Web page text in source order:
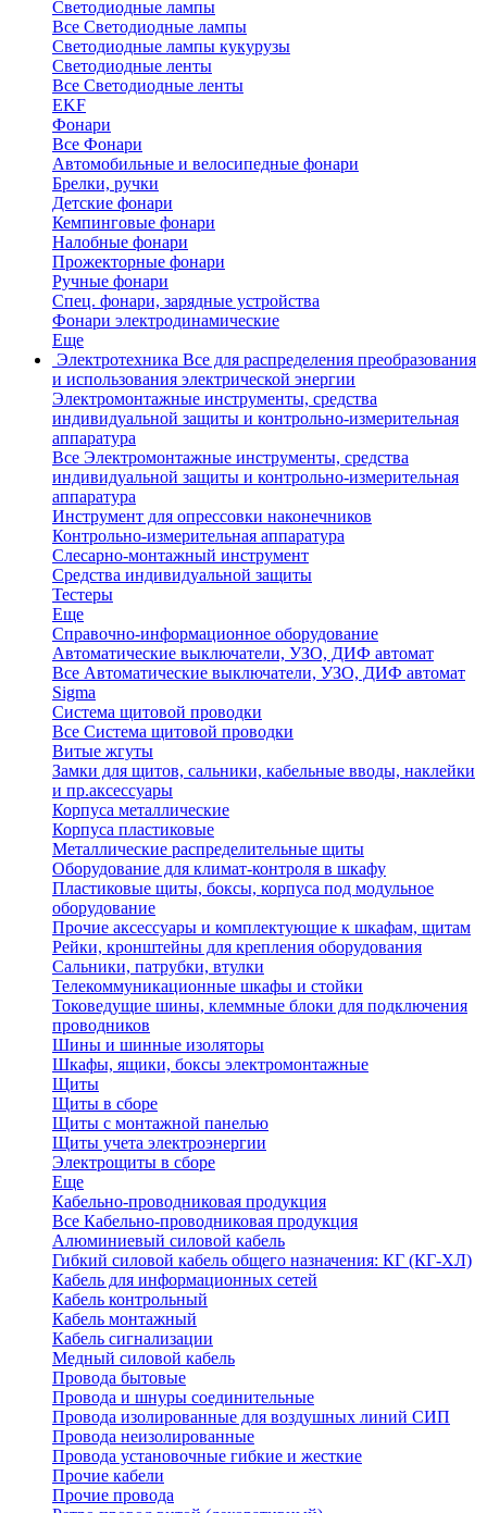
Светодиодные лампы
Все Светодиодные лампы
Светодиодные лампы кукурузы
Светодиодные ленты
Все Светодиодные ленты
EKF
Фонари
Все Фонари
Автомобильные и велосипедные фонари
Брелки, ручки
Детские фонари
Кемпинговые фонари
Налобные фонари
Прожекторные фонари
Ручные фонари
Спец. фонари, зарядные устройства
Фонари электродинамические
Еще
Электротехника Все для распределения преобразования
и использования электрической энергии
Электромонтажные инструменты, средства
индивидуальной защиты и контрольно-измерительная
аппаратура
Все Электромонтажные инструменты, средства
индивидуальной защиты и контрольно-измерительная
аппаратура
Инструмент для опрессовки наконечников
Контрольно-измерительная аппаратура
Слесарно-монтажный инструмент
Средства индивидуальной защиты
Тестеры
Еще
Справочно-информационное оборудование
Автоматические выключатели, УЗО, ДИФ автомат
Все Автоматические выключатели, УЗО, ДИФ автомат
Sigma
Система щитовой проводки
Все Система щитовой проводки
Витые жгуты
Замки для щитов, сальники, кабельные вводы, наклейки
и пр.аксессуары
Корпуса металлические
Корпуса пластиковые
Металлические распределительные щиты
Оборудование для климат-контроля в шкафу
Пластиковые щиты, боксы, корпуса под модульное
оборудование
Прочие аксессуары и комплектующие к шкафам, щитам
Рейки, кронштейны для крепления оборудования
Сальники, патрубки, втулки
Телекоммуникационные шкафы и стойки
Токоведущие шины, клеммные блоки для подключения
проводников
Шины и шинные изоляторы
Шкафы, ящики, боксы электромонтажные
Щиты
Щиты в сборе
Щиты с монтажной панелью
Щиты учета электроэнергии
Электрощиты в сборе
Еще
Кабельно-проводниковая продукция
Все Кабельно-проводниковая продукция
Алюминиевый силовой кабель
Гибкий силовой кабель общего назначения: КГ (КГ-ХЛ)
Кабель для информационных сетей
Кабель контрольный
Кабель монтажный
Кабель сигнализации
Медный силовой кабель
Провода бытовые
Провода и шнуры соединительные
Провода изолированные для воздушных линий СИП
Провода неизолированные
Провода установочные гибкие и жесткие
Прочие кабели
Прочие провода